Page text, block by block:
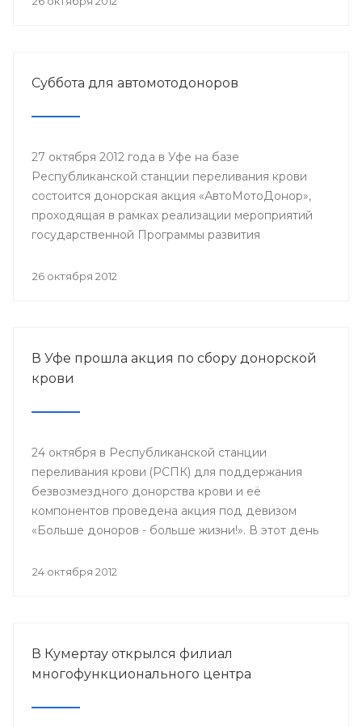
Суббота для автомотодоноров
27 октября 2012 года в Уфе на базе
Республиканской станции переливания крови
состоится донорская акция «АвтоМотоДонор»,
проходящая в рамках реализации мероприятий
государственной Программы развития
компонентов.
26 октября 2012
В Уфе прошла акция по сбору донорской
крови
24 октября в Республиканской станции
переливания крови (РСПК) для поддержания
безвозмездного донорства крови и её
компонентов проведена акция под девизом
«Больше доноров - больше жизни!». В этот день
работники Главного управления МЧС России по
24 октября 2012
В Кумертау открылся филиал
многофункционального центра